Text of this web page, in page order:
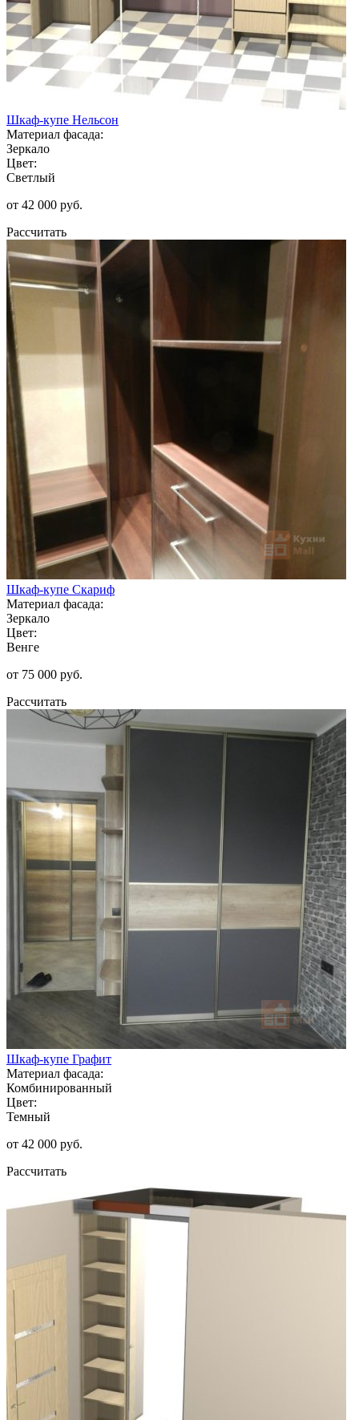
Шкаф-купе Нельсон
Материал фасада:
Зеркало
Цвет:
Светлый
от 42 000 руб.
Рассчитать
Шкаф-купе Скариф
Материал фасада:
Зеркало
Цвет:
Венге
от 75 000 руб.
Рассчитать
Шкаф-купе Графит
Материал фасада:
Комбинированный
Цвет:
Темный
от 42 000 руб.
Рассчитать